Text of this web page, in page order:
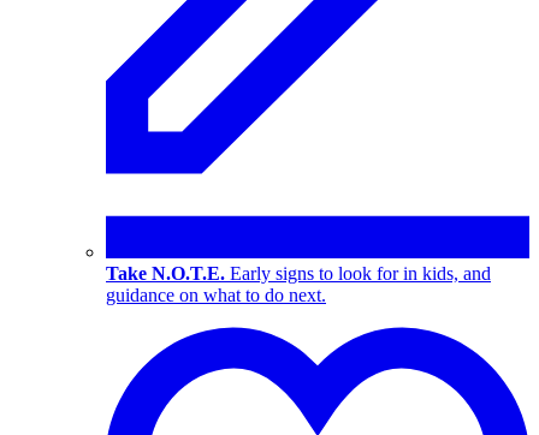
Take N.O.T.E. Early signs to look for in kids, and
guidance on what to do next.